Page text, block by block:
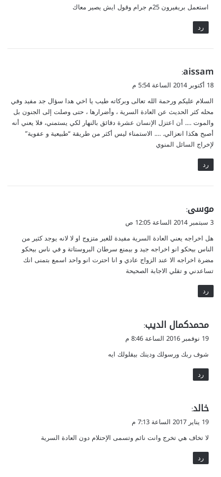
ل
استعمل بريفيرون 25م جرام وقول ايش يصير معاك
رد
ي
ق
ل
aissam
:
18 أكتوبر 2014 الساعة 5:54 م
السلام عليكم ورحمة الله تعالى وبركاته طيب يا اخي هدا سؤال جد مفيد وفي
محله كثر الحديث عن العادة السرية ، وأضرارها ، حتى وصلت إلى الجنون بل
والموت …. أن اعتزل الإنسان عشرة دقائق بالنهار لكي يستمني، فلا يعني أنه
أصبح هكذا انعزالي. …. الاستمناء ليس أكثر من طريقة “طبيعية و عفوية”
لإخراج السائل المنوي
رد
ي
ق
ل
موسى:
3 سبتمبر 2014 الساعة 12:05 ص
هل اخراجه يعني العادة السرية مفيدة للغير متزوج او لا لانه يوجد كثير من
الناس بيحكو انو اخراجه جيد و بيمنع سرطان البروستاتة و في ناس بيحكو
مضرة اخراجه الا عند الزواج عادي و انا احترت انو واحد اسمع بتمنى انك
تساعدني و تقلي الاجابة الصحيحة
رد
ي
ق
ل
محمدكمال الديب:
19 نوفمبر 2016 الساعة 8:46 م
شوف ربك ورسولك ودينك بيقلولك ايه
رد
ي
ق
ل
خالد:
19 يناير 2017 الساعة 7:13 م
لا تخاف هي تخرج وانت نائم وتسمى الإحتلام دون العادة السرية
رد